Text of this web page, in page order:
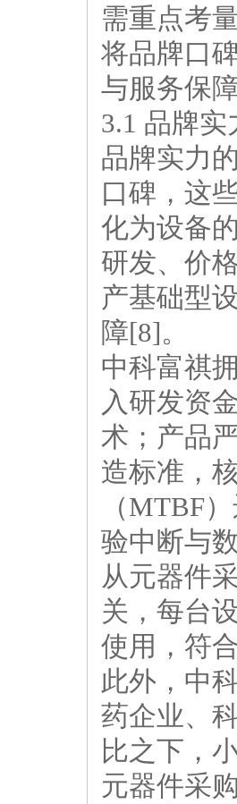
需重点考
将品牌口
与服务保
3.1 品牌
品牌实力
口碑，这
化为设备
研发、价
产基础型
障[8]。
中科富祺
入研发资
术；产品
造标准，
（MTBF
验中断与
从元器件
关，每台
使用，符
此外，中
药企业、
比之下，
元器件采